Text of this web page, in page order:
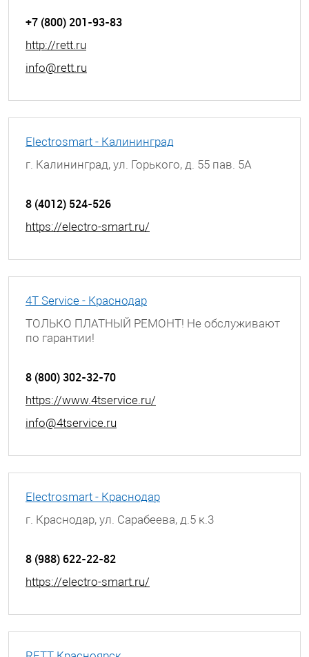
+7 (800) 201-93-83
http://rett.ru
info@rett.ru
Electrosmart - Калининград
г. Калининград, ул. Горького, д. 55 пав. 5А
8 (4012) 524-526
https://electro-smart.ru/
4T Service - Краснодар
ТОЛЬКО ПЛАТНЫЙ РЕМОНТ! Не обслуживают
по гарантии!
8 (800) 302-32-70
https://www.4tservice.ru/
info@4tservice.ru
Electrosmart - Краснодар
г. Краснодар, ул. Сарабеева, д.5 к.3
8 (988) 622-22-82
https://electro-smart.ru/